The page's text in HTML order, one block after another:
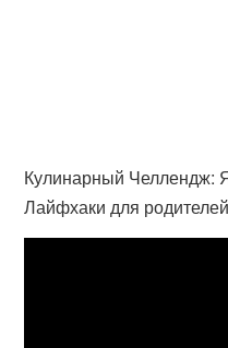
Кулинарный Челлендж:
Лайфхаки для